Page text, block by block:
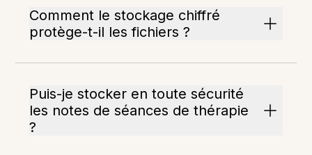
Comment le stockage chiffré
protège-t-il les fichiers ?
Puis-je stocker en toute sécurité
les notes de séances de thérapie
?